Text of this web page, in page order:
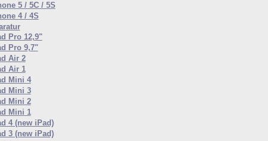
5 / 5C / 5S
4 / 4S
Pro 12,9"
Pro 9,7"
Air 2
Air 1
Mini 4
Mini 3
Mini 2
Mini 1
4 (new iPad)
3 (new iPad)